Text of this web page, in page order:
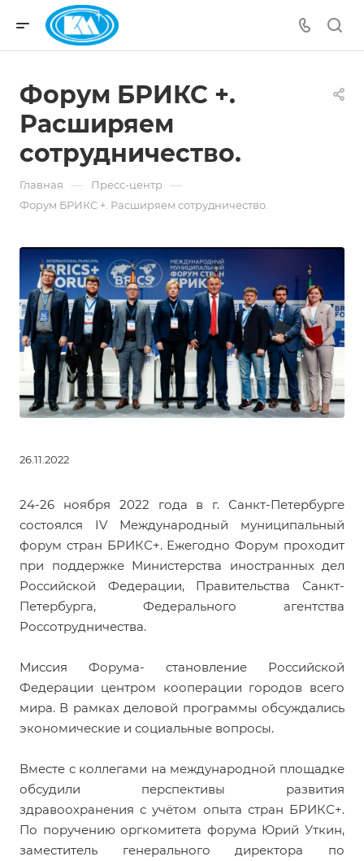
Форум БРИКС +.
Расширяем
сотрудничество.
Главная — Пресс-центр —
Форум БРИКС +. Расширяем сотрудничество.
26.11.2022
24-26 ноября 2022 года в г. Санкт-Петербурге
состоялся IV Международный муниципальный
форум стран БРИКС+. Ежегодно Форум проходит
при поддержке Министерства иностранных дел
Российской Федерации, Правительства Санкт-
Петербурга, Федерального агентства
Россотрудничества.
Миссия Форума- становление Российской
Федерации центром кооперации городов всего
мира. В рамках деловой программы обсуждались
экономические и социальные вопросы.
Вместе с коллегами на международной площадке
обсудили перспективы развития
здравоохранения с учётом опыта стран БРИКС+.
По поручению оргкомитета форума Юрий Уткин,
заместитель генерального директора по